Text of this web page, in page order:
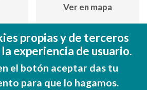
Ver en mapa
propias y de terceros
experiencia de usuario.
el botón aceptar das tu
para que lo hagamos.